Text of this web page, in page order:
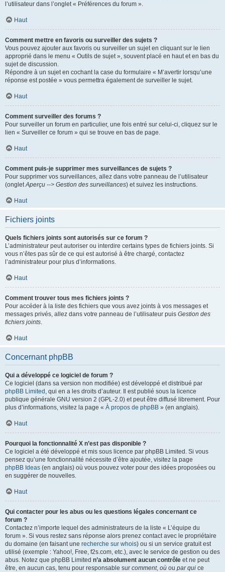
l’utilisateur dans l’onglet « Préférences du forum ».
Haut
Comment mettre en favoris ou surveiller des sujets ?
Vous pouvez ajouter aux favoris ou surveiller un sujet en cliquant sur le lien
approprié dans le menu « Outils de sujet », souvent placé en haut et en bas du
sujet de discussion.
Répondre à un sujet en cochant la case du formulaire « M’avertir lorsqu’une
réponse est postée » vous permettra également de surveiller le sujet.
Haut
Comment surveiller des forums ?
Pour surveiller un forum en particulier, une fois entré sur celui-ci, cliquez sur le
lien « Surveiller ce forum » qui se trouve en bas de page.
Haut
Comment puis-je supprimer mes surveillances de sujets ?
Pour supprimer vos surveillances, allez dans votre panneau de l’utilisateur
(ongletAperçu --> Gestion des surveillances) et suivez les instructions.
Haut
Fichiers joints
Quels fichiers joints sont autorisés sur ce forum ?
L’administrateur peut autoriser ou interdire certains types de fichiers joints. Si
vous n’êtes pas sûr de ce qui est autorisé à être chargé, contactez
l’administrateur pour plus d’informations.
Haut
Comment trouver tous mes fichiers joints ?
Pour accéder à la liste des fichiers que vous avez joints à vos messages et
messages privés, allez dans votre panneau de l’utilisateur puis Gestion des
fichiers joints.
Haut
Concernant phpBB
Qui a développé ce logiciel de forum ?
Ce logiciel (dans sa version non modifiée) est développé et distribué par
phpBB Limited , qui en a les droits d’auteur. Il est publié sous la licence
publique générale GNU version 2 (GPL-2.0) et peut être diffusé librement. Pour
plus d’informations, visitez la page « À propos de phpBB » (en anglais).
Haut
Pourquoi la fonctionnalité X n’est pas disponible ?
Ce logiciel a été développé et mis sous licence par phpBB Limited. Si vous
pensez qu’une fonctionnalité nécessite d’être ajoutée, visitez la page
phpBB Ideas (en anglais) où vous pouvez voter pour des idées proposées ou
en suggérer de nouvelles.
Haut
Qui contacter pour les abus ou les questions légales concernant ce
forum ?
Contactez n’importe lequel des administrateurs de la liste « L’équipe du
forum ». Si vous restez sans réponse alors prenez contact avec le propriétaire
du domaine (en faisant une recherche sur whois) ou si un service gratuit est
utilisé (exemple : Yahoo!, Free, f2s.com, etc.), avec le service de gestion ou des
abus. Notez que phpBB Limited n’a absolument aucun contrôle et ne peut
être, en aucun cas, tenu pour responsable sur comment, où ou par qui ce